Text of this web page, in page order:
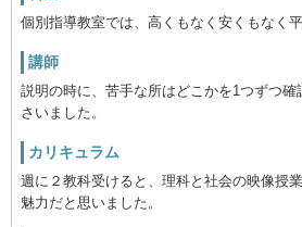
個別指導教室では、高くもなく安くもなく
講師
説明の時に、苦手な所はどこかを1つずつ
さいました。
カリキュラム
週に２教科受けると、理科と社会の映像授
魅力だと思いました。